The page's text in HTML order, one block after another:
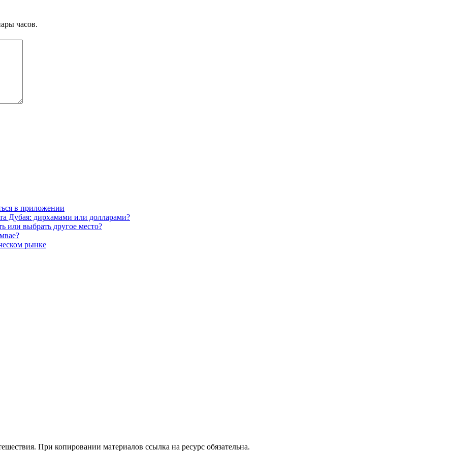
часов.
в приложении
Дубая: дирхамами или долларами?
или выбрать другое место?
рынке
При копировании материалов ссылка на ресурс обязательна.